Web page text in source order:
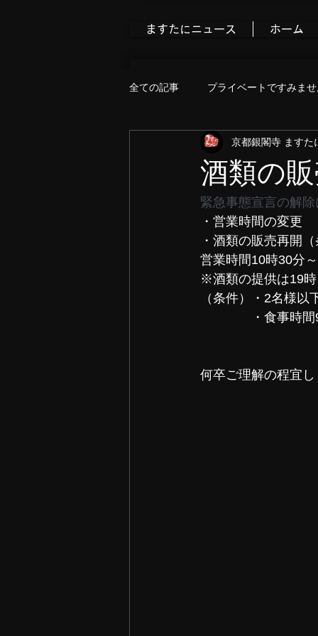
ますたにニュース ホーム
全ての記事 プライベートですみま
食べ歩きブログ 今すぐ始める
酒類の
京都銀閣寺 ますた
緊急事態宣言の解
・営業時間の変更
・酒類の販売再開
営業時間10時30分
※酒類の提供は19
（条件）・2名様
・食事時間
何卒ご理解の程宜